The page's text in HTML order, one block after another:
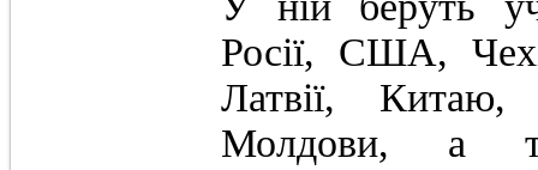
Росії, США,
Латвії,
Молдови, а